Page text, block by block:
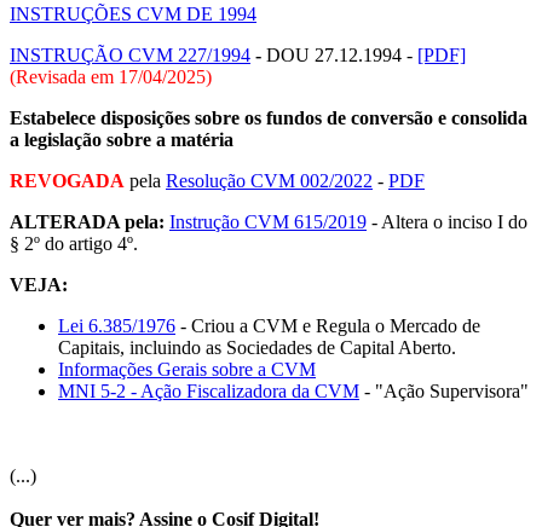
INSTRUÇÕES CVM DE 1994
INSTRUÇÃO CVM 227/1994 - DOU 27.12.1994 - [PDF]
(Revisada em 17/04/2025)
Estabelece disposições sobre os fundos de conversão e consolida
a legislação sobre a matéria
REVOGADA pela Resolução CVM 002/2022 - PDF
ALTERADA pela: Instrução CVM 615/2019 - Altera o inciso I do
§ 2º do artigo 4º.
VEJA:
Lei 6.385/1976 - Criou a CVM e Regula o Mercado de
Capitais, incluindo as Sociedades de Capital Aberto.
Informações Gerais sobre a CVM
MNI 5-2 - Ação Fiscalizadora da CVM - "Ação Supervisora"
(...)
Quer ver mais? Assine o Cosif Digital!